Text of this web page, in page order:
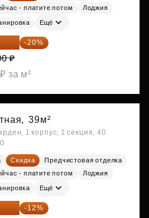
- платите потом Лоджия
Ещё
₽ -20%
₽
за м²
39м²
1 корпус, 1 секция, 40
Скидка
Предчистовая отделка
- платите потом
Лоджия
Ещё
₽ -12%